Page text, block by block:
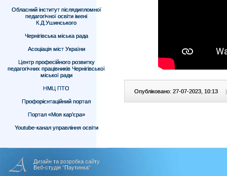
Обласний інститут післядипломної
педагогічної освіти імені
К.Д.Ушинського
Чернігівська міська рада
Асоціація міст України
Центр професійного розвитку
педагогічних працівників Чернігівської
міської ради
НМЦ ПТО
Профорієнтаційний портал
Портал «Моя кар’єра»
Youtube-канал управління освіти
Опубліковано: 27-07-2023, 10:13 |
Дизайн та розробка сайту
Веб-студія "Паутинка"